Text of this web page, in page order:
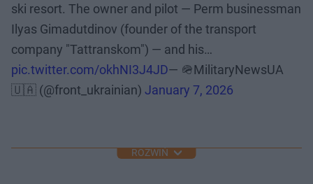
ski resort. The owner and pilot — Perm businessman
Ilyas Gimadutdinov (founder of the transport
company "Tattranskom") — and his…
pic.twitter.com/okhNI3J4JD— 🪖MilitaryNewsUA
🇺🇦 (@front_ukrainian) January 7, 2026
ROZWIŃ